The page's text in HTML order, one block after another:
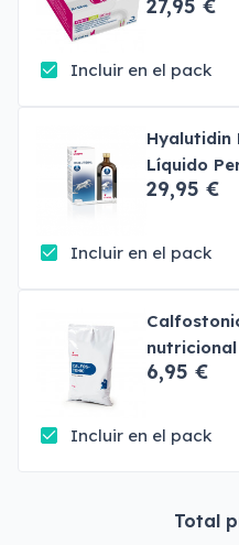
27,95 €
Incluir en el pack
Hyalutidin
Líquido
29,95 €
Incluir en el pack
6,95 €
Incluir en el pack
Total